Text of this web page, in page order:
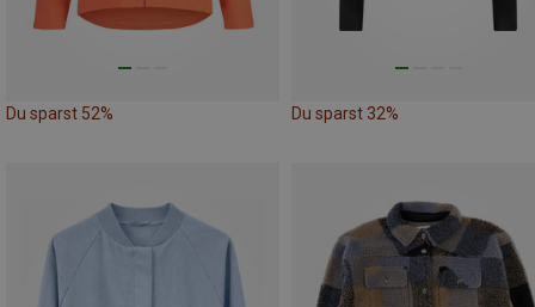
Du sparst 52% Du sparst 32%